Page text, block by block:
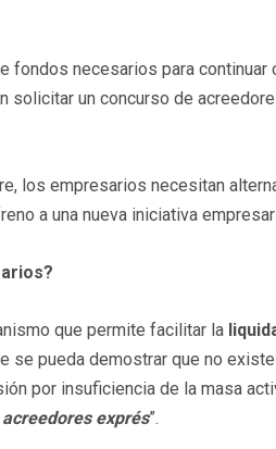
fondos necesarios para
solicitar un concurso de
los empresarios necesitan
a una nueva iniciativa
que permite facilitar la
se pueda demostrar que no
por insuficiencia de la masa
exprés”.